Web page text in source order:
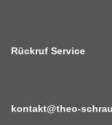
Rückruf Service
kontakt@theo-